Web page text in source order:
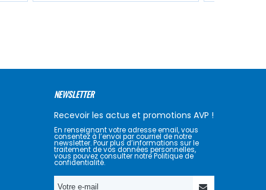
NEWSLETTER
Recevoir les actus et promotions AVP !
En renseignant votre adresse email, vous
consentez à l’envoi par courriel de notre
newsletter. Pour plus d’informations sur le
traitement de vos données personnelles,
vous pouvez consulter notre Politique de
confidentialité.